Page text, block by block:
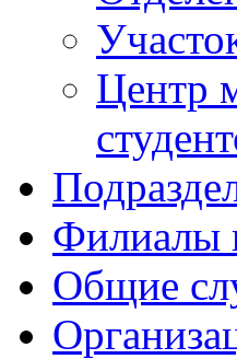
Центр
Филиалы
Общие